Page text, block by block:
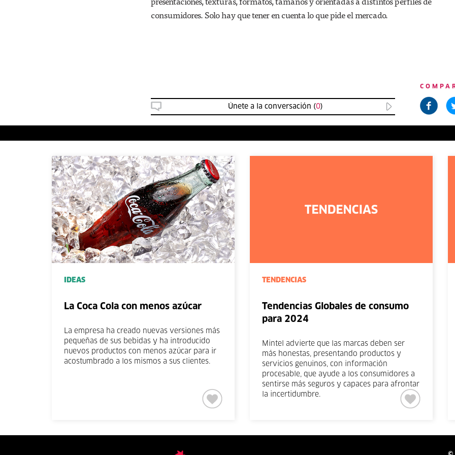
consumidores. Solo hay que tener en cuenta lo que pide el mercado.
Únete a la conversación (0)
IDEAS
La Coca Cola con menos azúcar
La empresa ha creado nuevas versiones más
pequeñas de sus bebidas y ha introducido
nuevos productos con menos azúcar para ir
acostumbrado a los mismos a sus clientes.
TENDENCIAS
Tendencias Globales de consumo
para 2024
Mintel advierte que las marcas deben ser
más honestas, presentando productos y
servicios genuinos, con información
procesable, que ayude a los consumidores a
sentirse más seguros y capaces para afrontar
la incertidumbre.